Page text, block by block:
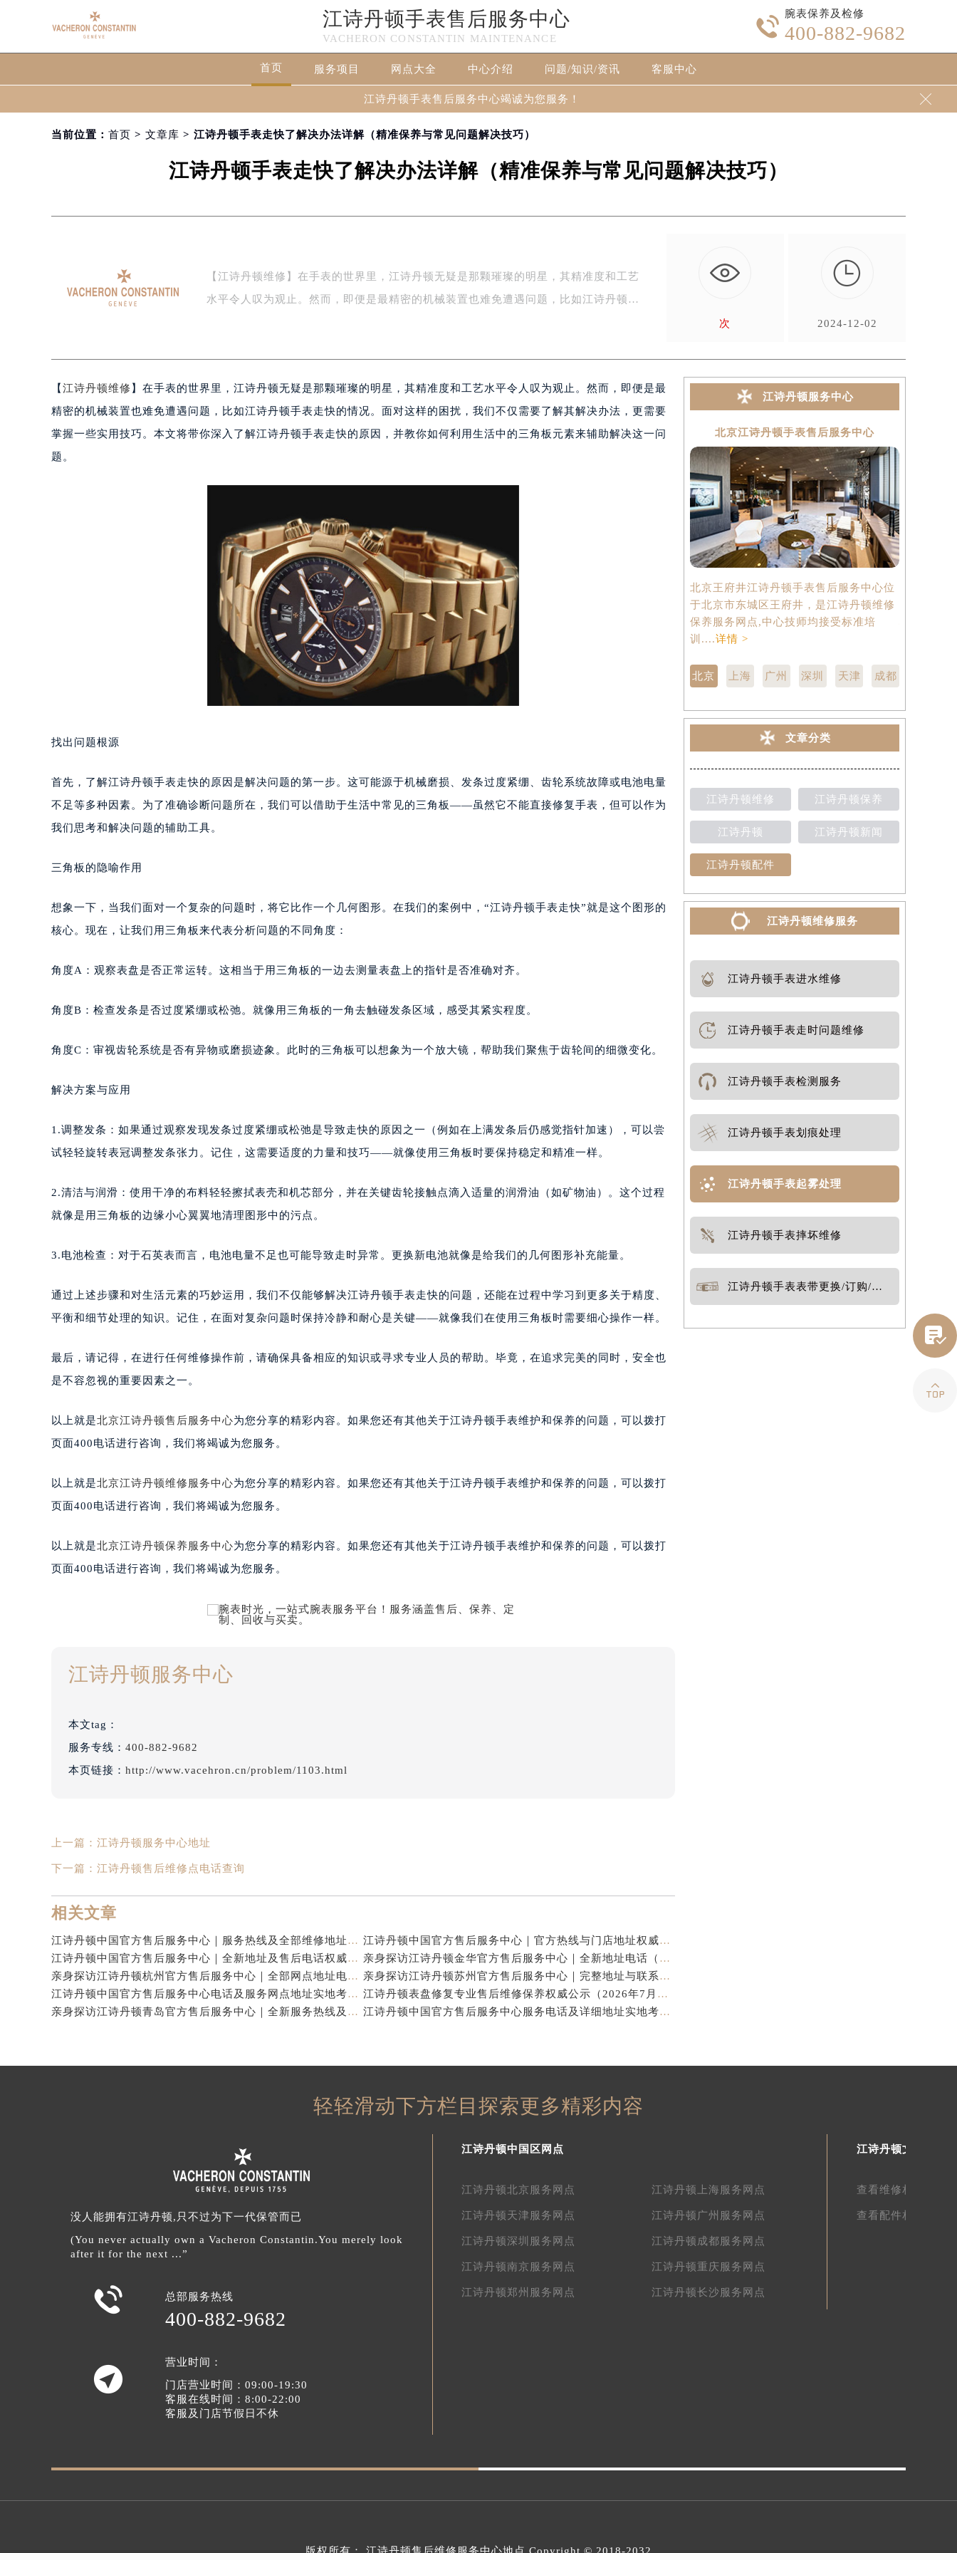
江诗丹顿手表售后服务中心
VACHERON CONSTANTIN MAINTENANCE

腕表保养及检修
400-882-9682
首页 服务项目 网点大全 中心介绍 问题/知识/资讯 客服中心
江诗丹顿手表售后服务中心竭诚为您服务！ 
当前位置： 首页 > 文章库 > 江诗丹顿手表走快了解决办法详解（精准保养与常见问题解决技巧）
江诗丹顿手表走快了解决办法详解（精准保养与常见问题解决技巧）
【江诗丹顿维修】在手表的世界里，江诗丹顿无疑是那颗璀璨的明星，其精准度和工艺
水平令人叹为观止。然而，即便是最精密的机械装置也难免遭遇问题，比如江诗丹顿…
次

2024-12-02
【 江诗丹顿维修 】在手表的世界里，江诗丹顿无疑是那颗璀璨的明星，其精准度和工艺水平令人叹为观止。然而，即便是最
精密的机械装置也难免遭遇问题，比如江诗丹顿手表走快的情况。面对这样的困扰，我们不仅需要了解其解决办法，更需要
掌握一些实用技巧。本文将带你深入了解江诗丹顿手表走快的原因，并教你如何利用生活中的三角板元素来辅助解决这一问
题。
找出问题根源
首先，了解江诗丹顿手表走快的原因是解决问题的第一步。这可能源于机械磨损、发条过度紧绷、齿轮系统故障或电池电量
不足等多种因素。为了准确诊断问题所在，我们可以借助于生活中常见的三角板——虽然它不能直接修复手表，但可以作为
我们思考和解决问题的辅助工具。
三角板的隐喻作用
想象一下，当我们面对一个复杂的问题时，将它比作一个几何图形。在我们的案例中，“江诗丹顿手表走快”就是这个图形的
核心。现在，让我们用三角板来代表分析问题的不同角度：
角度A：观察表盘是否正常运转。这相当于用三角板的一边去测量表盘上的指针是否准确对齐。
角度B：检查发条是否过度紧绷或松弛。就像用三角板的一角去触碰发条区域，感受其紧实程度。
角度C：审视齿轮系统是否有异物或磨损迹象。此时的三角板可以想象为一个放大镜，帮助我们聚焦于齿轮间的细微变化。
解决方案与应用
1.调整发条：如果通过观察发现发条过度紧绷或松弛是导致走快的原因之一（例如在上满发条后仍感觉指针加速），可以尝
试轻轻旋转表冠调整发条张力。记住，这需要适度的力量和技巧——就像使用三角板时要保持稳定和精准一样。
2.清洁与润滑：使用干净的布料轻轻擦拭表壳和机芯部分，并在关键齿轮接触点滴入适量的润滑油（如矿物油）。这个过程
就像是用三角板的边缘小心翼翼地清理图形中的污点。
3.电池检查：对于石英表而言，电池电量不足也可能导致走时异常。更换新电池就像是给我们的几何图形补充能量。
通过上述步骤和对生活元素的巧妙运用，我们不仅能够解决江诗丹顿手表走快的问题，还能在过程中学习到更多关于精度、
平衡和细节处理的知识。记住，在面对复杂问题时保持冷静和耐心是关键——就像我们在使用三角板时需要细心操作一样。
最后，请记得，在进行任何维修操作前，请确保具备相应的知识或寻求专业人员的帮助。毕竟，在追求完美的同时，安全也
是不容忽视的重要因素之一。
以上就是北京江诗丹顿售后服务中心为您分享的精彩内容。如果您还有其他关于江诗丹顿手表维护和保养的问题，可以拨打
页面400电话进行咨询，我们将竭诚为您服务。
以上就是北京江诗丹顿维修服务中心为您分享的精彩内容。如果您还有其他关于江诗丹顿手表维护和保养的问题，可以拨打
页面400电话进行咨询，我们将竭诚为您服务。
以上就是北京江诗丹顿保养服务中心为您分享的精彩内容。如果您还有其他关于江诗丹顿手表维护和保养的问题，可以拨打
页面400电话进行咨询，我们将竭诚为您服务。
江诗丹顿服务中心
本文tag：
服务专线： 400-882-9682
本页链接： http://www.vacehron.cn/problem/1103.html
上一篇： 江诗丹顿服务中心地址
下一篇： 江诗丹顿售后维修点电话查询
相关文章
江诗丹顿中国官方售后服务中心｜服务热线及全部维修地址权威信息通告（2026年7月最新）
江诗丹顿中国官方售后服务中心｜官方热线与门店地址权威信息声明（2026年7月最新）
江诗丹顿中国官方售后服务中心｜全新地址及售后电话权威信息通告（2026年7月最新）
亲身探访江诗丹顿金华官方售后服务中心｜全新地址电话（2026年7月最新）
亲身探访江诗丹顿杭州官方售后服务中心｜全部网点地址电话（2026年7月最新）
亲身探访江诗丹顿苏州官方售后服务中心｜完整地址与联系电话（2026年7月最新）
江诗丹顿中国官方售后服务中心电话及服务网点地址实地考察报告_多信源验证（2026年7月最新）
江诗丹顿表盘修复专业售后维修保养权威公示（2026年7月最新）
亲身探访江诗丹顿青岛官方售后服务中心｜全新服务热线及门店地址（2026年7月最新）
江诗丹顿中国官方售后服务中心服务电话及详细地址实地考察报告_多信源验证（2026年7月最新）
江诗丹顿服务中心
北京江诗丹顿手表售后服务中心
北京王府井江诗丹顿手表售后服务中心位
于北京市东城区王府井，是江诗丹顿维修
保养服务网点,中心技师均接受标准培
训....详情 >
北京 上海 广州 深圳 天津 成都
文章分类
江诗丹顿维修 江诗丹顿保养
江诗丹顿 江诗丹顿新闻
江诗丹顿配件
江诗丹顿维修服务
江诗丹顿手表进水维修
江诗丹顿手表走时问题维修
江诗丹顿手表检测服务
江诗丹顿手表划痕处理
江诗丹顿手表起雾处理
江诗丹顿手表摔坏维修
江诗丹顿手表表带更换/订购/定制
轻轻滑动下方栏目探索更多精彩内容
没人能拥有江诗丹顿,只不过为下一代保管而已
(You never actually own a Vacheron Constantin.You merely look
after it for the next ...”
 总部服务热线
400-882-9682

营业时间：
门店营业时间：09:00-19:30
客服在线时间：8:00-22:00
客服及门店节假日不休
江诗丹顿中国区网点
江诗丹顿北京服务网点 江诗丹顿上海服务网点
江诗丹顿天津服务网点 江诗丹顿广州服务网点
江诗丹顿深圳服务网点 江诗丹顿成都服务网点
江诗丹顿南京服务网点 江诗丹顿重庆服务网点
江诗丹顿郑州服务网点 江诗丹顿长沙服务网点
江诗丹顿文章库
查看维修相关文章
查看配件相关文章

